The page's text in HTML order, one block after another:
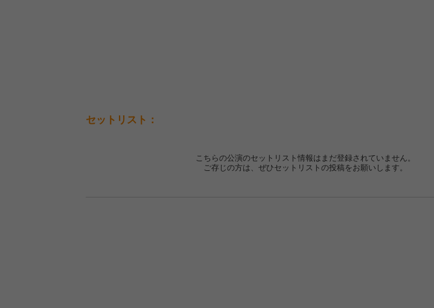
セットリスト：
こちらの公演のセットリスト情報はまだ登録されていません。
ご存じの方は、ぜひセットリストの投稿をお願いします。